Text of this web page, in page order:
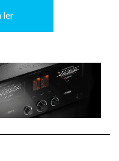
ter apresentado
visitas, e eu nem
analógico, fruto da
ler